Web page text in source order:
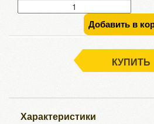
Добавить в
КУПИТЬ
Характеристики